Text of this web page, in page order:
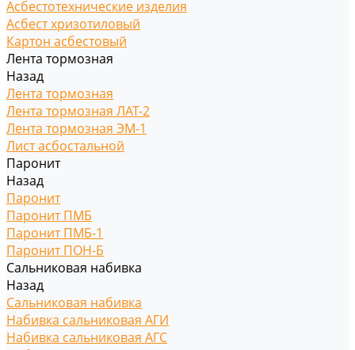
Асбестотехнические изделия
Асбест хризотиловый
Картон асбестовый
Лента тормозная
Назад
Лента тормозная
Лента тормозная ЛАТ-2
Лента тормозная ЭМ-1
Лист асбостальной
Паронит
Назад
Паронит
Паронит ПМБ
Паронит ПМБ-1
Паронит ПОН-Б
Сальниковая набивка
Назад
Сальниковая набивка
Набивка сальниковая АГИ
Набивка сальниковая АГС